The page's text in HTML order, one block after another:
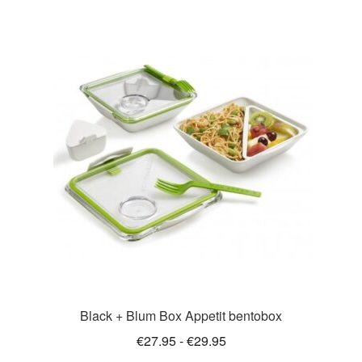
gekozen
worden
op
de
productpagina
Black + Blum Box Appetit bentobox
€27.95-€29.95Prijsklasse: